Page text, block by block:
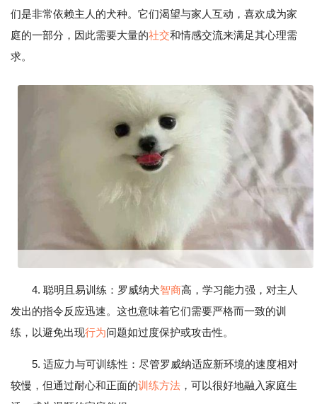
们是非常依赖主人的犬种。它们渴望与家人互动，喜欢成为家
庭的一部分，因此需要大量的社交和情感交流来满足其心理需
求。
4. 聪明且易训练：罗威纳犬智商高，学习能力强，对主人
发出的指令反应迅速。这也意味着它们需要严格而一致的训
练，以避免出现行为问题如过度保护或攻击性。
5. 适应力与可训练性：尽管罗威纳适应新环境的速度相对
较慢，但通过耐心和正面的训练方法 ，可以很好地融入家庭生